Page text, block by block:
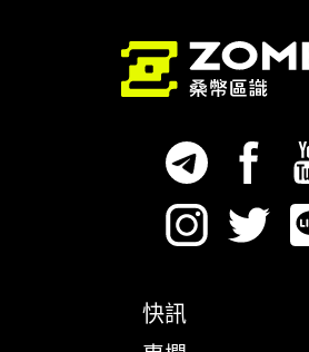
快訊